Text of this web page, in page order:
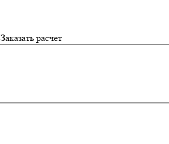
Заказать расчет